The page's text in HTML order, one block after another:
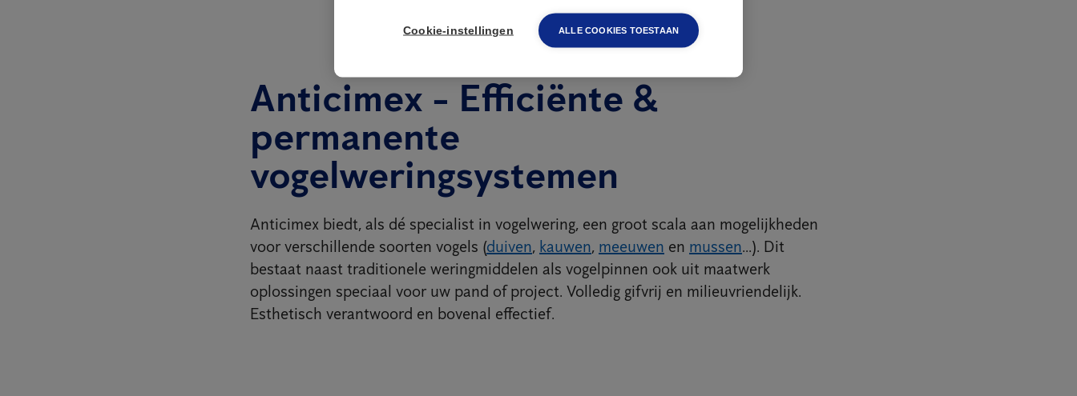
Anticimex - Efficiënte &
permanente
vogelweringsystemen
Anticimex biedt, als dé specialist in vogelwering, een groot scala aan mogelijkheden
voor verschillende soorten vogels (duiven, kauwen, meeuwen en mussen...). Dit
bestaat naast traditionele weringmiddelen als vogelpinnen ook uit maatwerk
oplossingen speciaal voor uw pand of project. Volledig gifvrij en milieuvriendelijk.
Esthetisch verantwoord en bovenal effectief.
Cookie-instellingen ALLE COOKIES TOESTAAN